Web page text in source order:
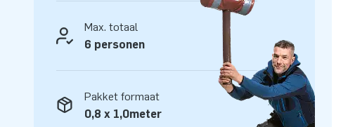
Max. totaal
6 personen
Pakket formaat
0,8 x 1,0meter